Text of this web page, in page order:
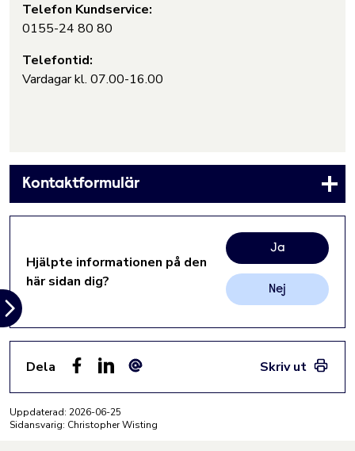
Telefon Kundservice:
0155-24 80 80
Telefontid:
Vardagar kl. 07.00-16.00
Kontaktformulär
Hjälpte informationen på den
här sidan dig?
Ja
Nej
Dela
Skriv ut
Uppdaterad: 2026-06-25
Sidansvarig: Christopher Wisting